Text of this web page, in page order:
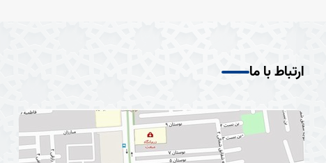
ارتباط با ما